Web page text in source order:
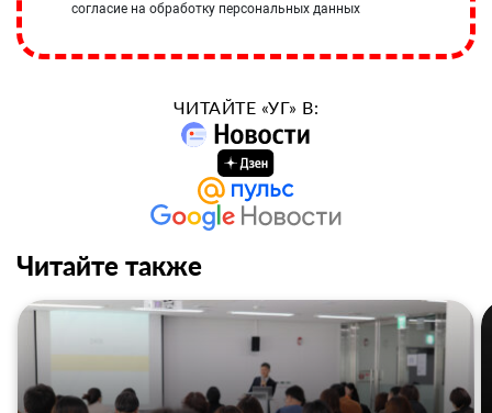
согласие на обработку персональных данных
ЧИТАЙТЕ «УГ» В:
Читайте также